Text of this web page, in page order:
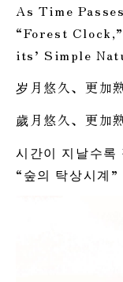
As Time
“Forest
its’ Simple
岁月悠久、更加
歲月悠久、更加
시간이 지날수록
“숲의 탁상시계”